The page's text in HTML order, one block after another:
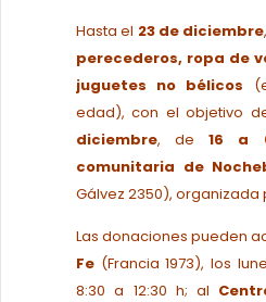
Hasta el 23 de diciembre
perecederos, ropa de
juguetes no bélicos
edad), con el objetivo
diciembre, de16 a
comunitaria de
Gálvez 2350), organizada
Las donaciones pueden
Fe (Francia 1973), los
8:30 a 12:30 h; al